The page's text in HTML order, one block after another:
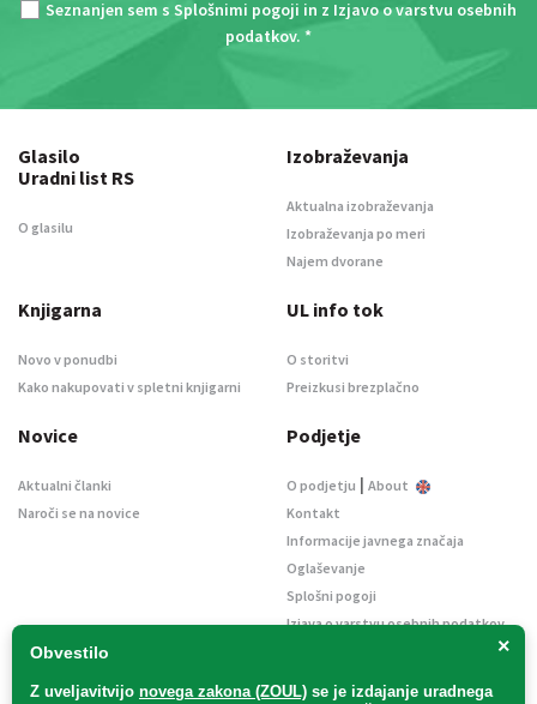
Seznanjen sem s Splošnimi pogoji in z Izjavo o varstvu osebnih
podatkov. *
×
Obvestilo
Z uveljavitvijo novega zakona (ZOUL) se je izdajanje uradnega
Glasilo
Uradni list RS
O glasilu
Izobraževanja
Aktualna izobraževanja
Izobraževanja po meri
Najem dvorane
Knjigarna
Novo v ponudbi
Kako nakupovati v spletni knjigarni
UL info tok
O storitvi
Preizkusi brezplačno
Novice
Aktualni članki
Naroči se na novice
Podjetje
O podjetju | About
Kontakt
Informacije javnega značaja
Oglaševanje
Splošni pogoji
Izjava o varstvu osebnih podatkov